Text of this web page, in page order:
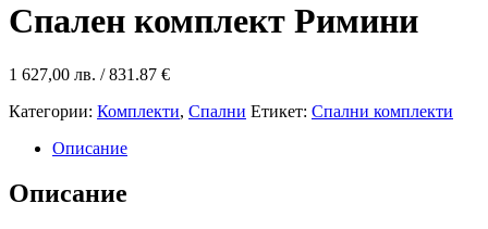
Спален комплект Римини
1 627,00 лв. / 831.87 €
Категории: Комплекти, Спални Етикет: Спални комплекти
Описание
Описание